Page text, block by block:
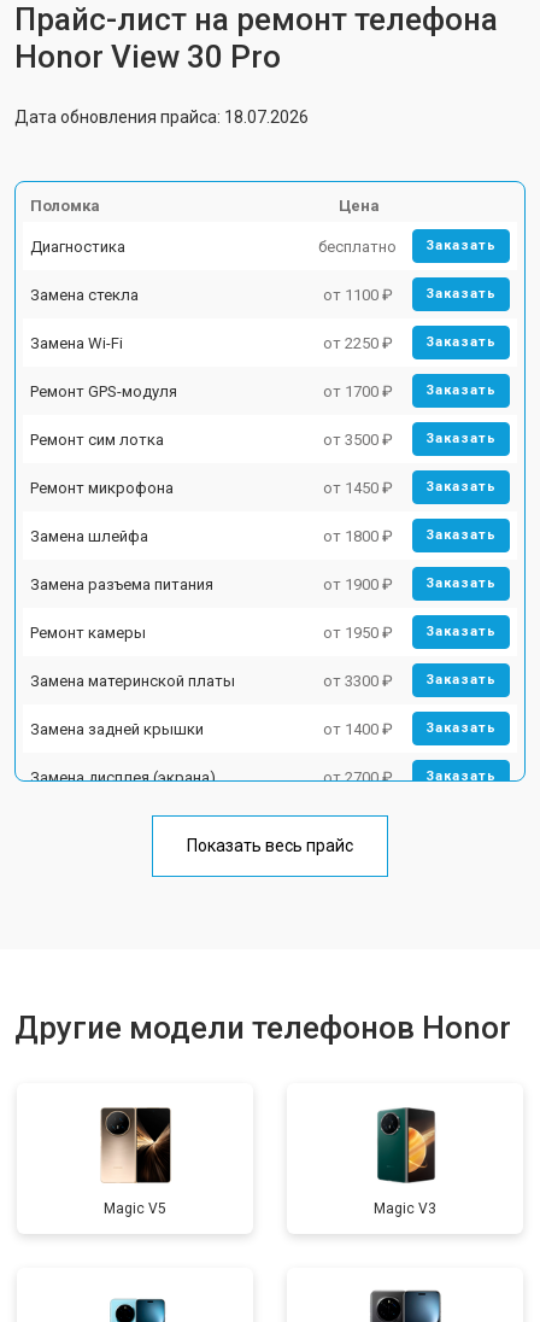
Прайс-лист на ремонт телефона
Honor View 30 Pro
Дата обновления прайса: 18.07.2026
Поломка Цена
Диагностика бесплатно Заказать
Замена стекла от 1100 ₽ Заказать
Замена Wi-Fi от 2250 ₽ Заказать
Ремонт GPS-модуля от 1700 ₽ Заказать
Ремонт сим лотка от 3500 ₽ Заказать
Ремонт микрофона от 1450 ₽ Заказать
Замена шлейфа от 1800 ₽ Заказать
Замена разъема питания от 1900 ₽ Заказать
Ремонт камеры от 1950 ₽ Заказать
Замена материнской платы от 3300 ₽ Заказать
Замена задней крышки от 1400 ₽ Заказать
Замена дисплея (экрана) от 2700 ₽ Заказать
Замена кнопки включения от 1750 ₽
Показать весь прайс
Другие модели телефонов Honor
Magic V5 Magic V3